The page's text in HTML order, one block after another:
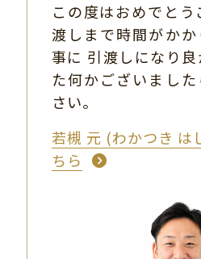
この度はおめでとう
渡しまで時間がか
事に 引渡しになり良
た何かございまし
さい。
若槻 元 (わかつき は
ちら